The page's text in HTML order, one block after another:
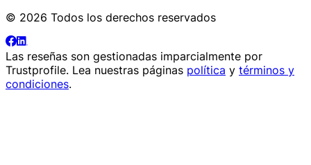
© 2026 Todos los derechos reservados
Las reseñas son gestionadas imparcialmente por
Trustprofile. Lea nuestras páginas política y términos y
condiciones.